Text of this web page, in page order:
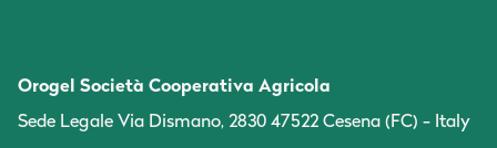
Orogel Società Cooperativa Agricola
Sede Legale Via Dismano, 2830 47522 Cesena (FC) - Italy